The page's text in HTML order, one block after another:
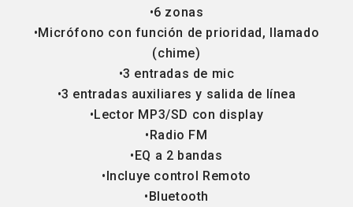
•6 zonas
•Micrófono con función de prioridad, llamado
(chime)
•3 entradas de mic
•3 entradas auxiliares y salida de línea
•Lector MP3/SD con display
•Radio FM
•EQ a 2 bandas
•Incluye control Remoto
•Bluetooth